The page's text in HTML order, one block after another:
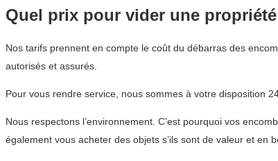
Quel prix pour vider une
Nos tarifs prennent en compte le coût du débarras des
autorisés et assurés.
Pour vous rendre service, nous sommes à votre disposition
Nous respectons l’environnement. C’est pourquoi vos
également vous acheter des objets s’ils sont de valeur et en